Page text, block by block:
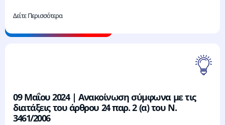
Δείτε Περισσότερα
09 Μαΐου 2024 | Ανακοίνωση σύμφωνα με τις
διατάξεις του άρθρου 24 παρ. 2 (α) του Ν.
3461/2006